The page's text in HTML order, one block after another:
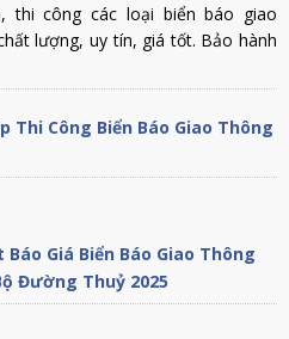
thi công các loại biển báo giao
lượng, uy tín, giá tốt. Bảo hành
Thi Công Biển Báo Giao Thông
Báo Giá Biển Báo Giao Thông
Đường Thuỷ 2025